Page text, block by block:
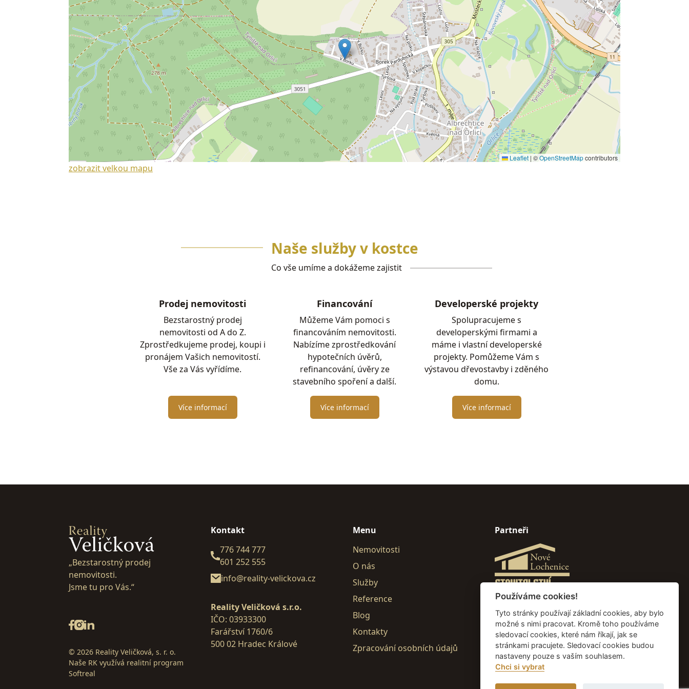
Leaflet | ©OpenStreetMapcontributors
zobrazit velkou mapu
Naše služby v kostce
Co vše umíme a dokážeme zajistit
Prodej nemovitosti
Bezstarostný prodej
nemovitosti od A do Z.
Zprostředkujeme prodej, koupi i
pronájem Vašich nemovitostí.
Vše za Vás vyřídíme.
Více informací
Financování
Můžeme Vám pomoci s
financováním nemovitosti.
Nabízíme zprostředkování
hypotečních úvěrů,
refinancování, úvěry ze
stavebního spoření a další.
Více informací
Developerské projekty
Spolupracujeme s
developerskými firmami a
máme i vlastní developerské
projekty. Pomůžeme Vám s
výstavou dřevostavby i zděného
domu.
Více informací
„Bezstarostný prodej
nemovitosti.
Jsme tu pro Vás.“
© 2026 Reality Veličková, s. r. o.
Naše RK využívá realitní program
Softreal
Kontakt
776 744 777
601 252 555
info@reality-velickova.cz
Reality Veličková s.r.o.
IČO: 03933300
Farářství 1760/6
500 02 Hradec Králové
Menu
Nemovitosti
O nás
Služby
Reference
Blog
Kontakty
Zpracování osobních údajů
Partneři
Používáme cookies!
Tyto stránky používají základní cookies, aby bylo
možné s nimi pracovat. Kromě toho používáme
sledovací cookies, které nám říkají, jak se
stránkami pracujete. Sledovací cookies budou
nastaveny pouze s vaším souhlasem.
Chci si vybrat